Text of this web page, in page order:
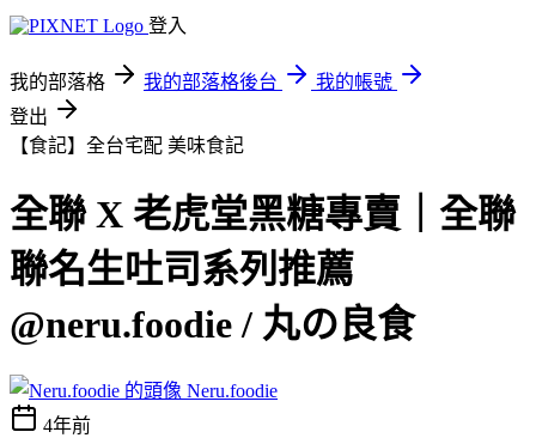
登入
我的部落格 我的部落格後台
我的帳號
登出
【食記】全台宅配 美味食記
全聯 X 老虎堂黑糖專賣｜全聯
聯名生吐司系列推薦
@neru.foodie / 丸の良食
Neru.foodie
4年前